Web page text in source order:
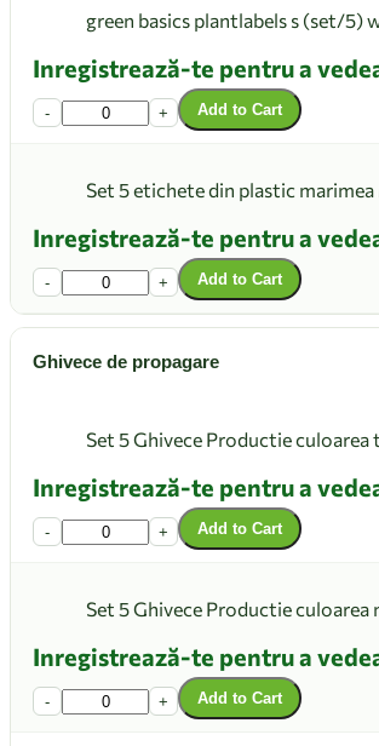
green basics plantlabels s (set/5)
Inregistrează-te pentru a
- + Add to Cart
Set 5 etichete din plastic
Inregistrează-te pentru a
- + Add to Cart
Ghivece de propagare
Set 5 Ghivece Productie culoarea
Inregistrează-te pentru a
- + Add to Cart
Set 5 Ghivece Productie culoarea
Inregistrează-te pentru a
- + Add to Cart